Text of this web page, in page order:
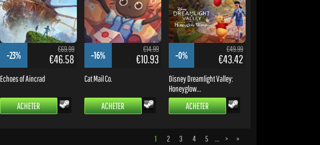
-23%
€69.99
€46.58
Echoes of Aincrad
ACHETER
-16%
€14.99
€10.93
Cat Mail Co.
ACHETER
-0%
€49.99
€43.42
Disney Dreamlight Valley:
Honeyglow...
ACHETER
1 2 3 4 5 ... > »